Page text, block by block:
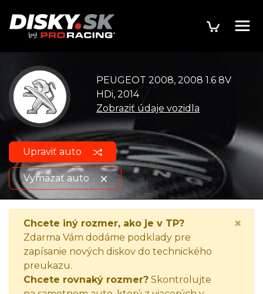
PEUGEOT 2008, 2008 1.6 8V
HDi, 2014
Zobraziť údaje vozidla
Upraviť auto
Vymazať auto
PEUGEOT 2008, 2008 1.6 8V
HDi, 2014
Zobraziť údaje o
vozidle
Chcete iný rozmer, ako je v TP?
Zdarma Vám dodáme podklady pre
zapísanie nových diskov do technického
preukazu.
Chcete rovnaký rozmer? Skontrolujte
×